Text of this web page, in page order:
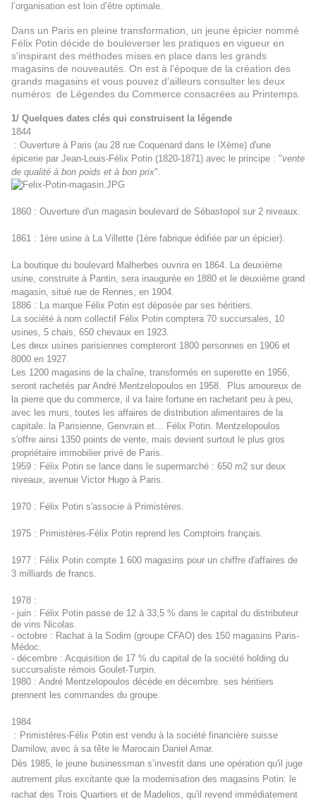
l’organisation est loin d’être optimale.
Dans un Paris en pleine transformation, un jeune épicier nommé
Félix Potin décide de bouleverser les pratiques en vigueur en
s'inspirant des méthodes mises en place dans les grands
magasins de nouveautés. On est à l’époque de la création des
grands magasins et vous pouvez d’ailleurs consulter les deux
numéros de Légendes du Commerce consacrées au Printemps.
1/ Quelques dates clés qui construisent la légende
1844
: Ouverture à Paris (au 28 rue Coquenard dans le IXème) d'une
épicerie par Jean-Louis-Félix Potin (1820-1871) avec le principe : "vente
de qualité à bon poids et à bon prix".
1860 : Ouverture d'un magasin boulevard de Sébastopol sur 2 niveaux.
1861 : 1ère usine à La Villette (1ère fabrique édifiée par un épicier).
La boutique du boulevard Malherbes ouvrira en 1864. La deuxième
usine, construite à Pantin, sera inaugurée en 1880 et le deuxième grand
magasin, situé rue de Rennes, en 1904.
1886 : La marque Félix Potin est déposée par ses héritiers.
La société à nom collectif Félix Potin comptera 70 succursales, 10
usines, 5 chais, 650 chevaux en 1923.
Les deux usines parisiennes compteront 1800 personnes en 1906 et
8000 en 1927.
Les 1200 magasins de la chaîne, transformés en superette en 1956,
seront rachetés par André Mentzelopoulos en 1958.
Plus amoureux de
la pierre que du commerce, il va faire fortune en rachetant peu à peu,
avec les murs, toutes les affaires de distribution alimentaires de la
capitale: la Parisienne, Genvrain et… Félix Potin. Mentzelopoulos
s'offre ainsi 1350 points de vente, mais devient surtout le plus gros
propriétaire immobilier privé de Paris.
1959 : Félix Potin se lance dans le supermarché : 650 m2 sur deux
niveaux, avenue Victor Hugo à Paris.
1970 : Félix Potin s'associe à Primistères.
1975 : Primistères-Félix Potin reprend les Comptoirs français.
1977 : Félix Potin compte 1 600 magasins pour un chiffre d'affaires de
3 milliards de francs.
1978 :
- juin : Félix Potin passe de 12 à 33,5 % dans le capital du distributeur
de vins Nicolas.
- octobre : Rachat à la Sodim (groupe CFAO) des 150 magasins Paris-
Médoc.
- décembre : Acquisition de 17 % du capital de la société holding du
succursaliste rémois Goulet-Turpin.
1980 : André Mentzelopoulos décède en décembre. ses héritiers
prennent les commandes du groupe.
1984
: Primistères-Félix Potin est vendu à la société financière suisse
Damilow, avec à sa tête le Marocain Daniel Amar.
Dès 1985, le jeune businessman s’investit dans une opération qu'il juge
autrement plus excitante que la modernisation des magasins Potin: le
rachat des Trois Quartiers et de Madelios, qu'il revend immédiatement